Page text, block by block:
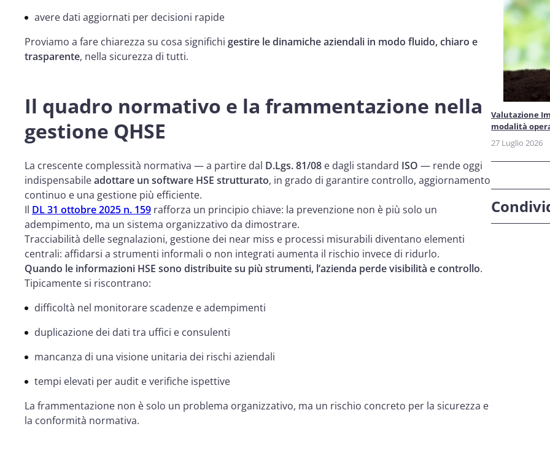
avere dati aggiornati per decisioni rapide
Proviamo a fare chiarezza su cosa significhi gestire le dinamiche aziendali in modo fluido, chiaro e
trasparente, nella sicurezza di tutti.
Il quadro normativo e la frammentazione nella
gestione QHSE
La crescente complessità normativa — a partire dal D.Lgs. 81/08 e dagli standard ISO — rende oggi
indispensabileadottare un software HSE strutturato, in grado di garantire controllo, aggiornamento
continuo e una gestione più efficiente.
Il DL 31 ottobre 2025 n. 159 rafforza un principio chiave: la prevenzione non è più solo un
adempimento, ma un sistema organizzativo da dimostrare.
Tracciabilità delle segnalazioni, gestione dei near miss e processi misurabili diventano elementi
centrali: affidarsi a strumenti informali o non integrati aumenta il rischio invece di ridurlo.
Quando le informazioni HSE sono distribuite su più strumenti, l’azienda perde visibilità e controllo.
Tipicamente si riscontrano:
difficoltà nel monitorare scadenze e adempimenti
duplicazione dei dati tra uffici e consulenti
mancanza di una visione unitaria dei rischi aziendali
tempi elevati per audit e verifiche ispettive
La frammentazione non è solo un problema organizzativo, ma un rischio concreto per la sicurezza e
la conformità normativa.
Valutazione
modalità
27 Luglio 2026